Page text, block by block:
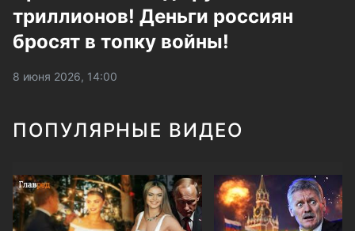
триллионов! Деньги россиян
бросят в топку войны!
8 июня 2026, 14:00
ПОПУЛЯРНЫЕ ВИДЕО